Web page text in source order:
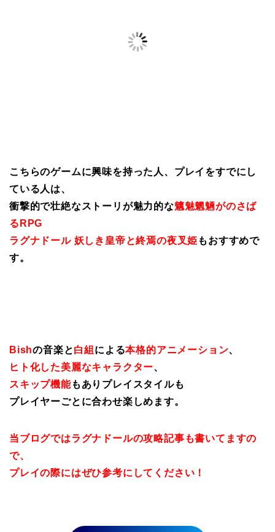
こちらのゲームに興味を持った人、プレイをすでにし
ている人は、
衝撃的で壮絶なストーリが魅力的な魑魅魍魎がのさば
るRPG
ラグナドール 妖しき皇帝と終焉の夜叉姫 もおすすめで
す。
Bishの音楽と白組 による本格的アニメーション、
ヒト化した美麗なキャラクター、
スキップ機能もありプレイスタイルも
プレイヤーごとに合わせ楽しめます。
当ブログではラグナドールの攻略記事も書いてますの
で、
プレイの際にはぜひ参考にしてください！